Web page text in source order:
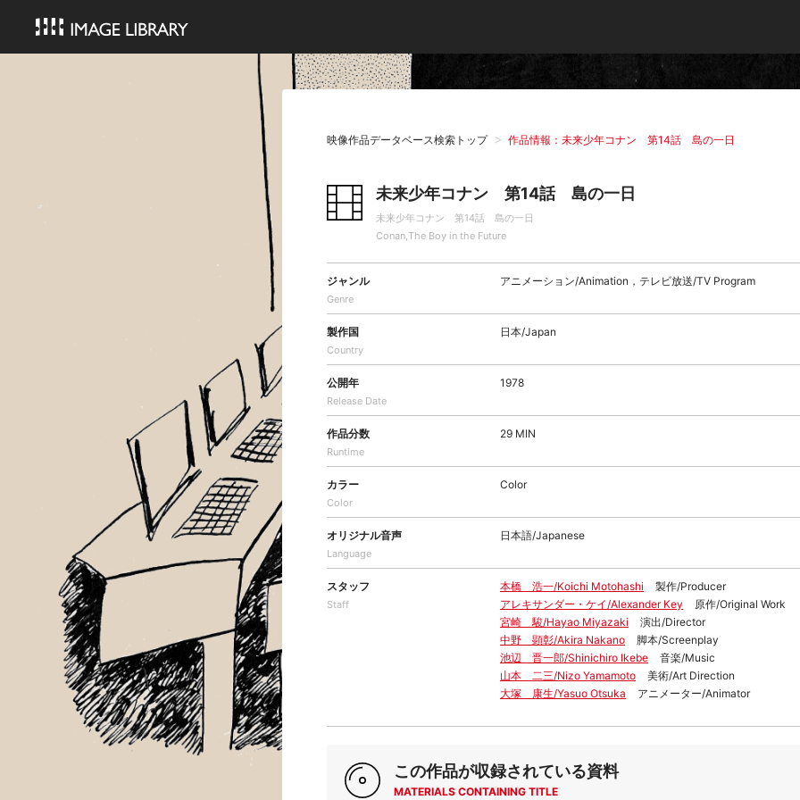
映像作品データベース検索トップ 作品情報：未来少年コナン 第14話 島の一日
未来少年コナン 第14話 島の一日
未来少年コナン 第14話 島の一日
Conan,The Boy in the Future
ジャンル
Genre
アニメーション/Animation，テレビ放送/TV Program
製作国
Country
日本/Japan
公開年
Release Date
1978
作品分数
Runtime
29 MIN
カラー
Color
Color
オリジナル音声
Language
日本語/Japanese
スタッフ
Staff
本橋 浩一/Koichi Motohashi
製作/Producer
アレキサンダー・ケイ/Alexander Key
原作/Original Work
宮崎 駿/Hayao Miyazaki
演出/Director
中野 顕彰/Akira Nakano
脚本/Screenplay
池辺 晋一郎/Shinichiro Ikebe
音楽/Music
山本 二三/Nizo Yamamoto
美術/Art Direction
大塚 康生/Yasuo Otsuka
アニメーター/Animator
この作品が収録されている資料
MATERIALS CONTAINING TITLE